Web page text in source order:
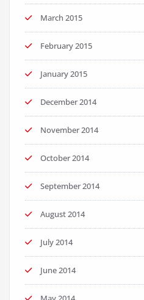
March 2015
February 2015
January 2015
December 2014
November 2014
October 2014
September 2014
August 2014
July 2014
June 2014